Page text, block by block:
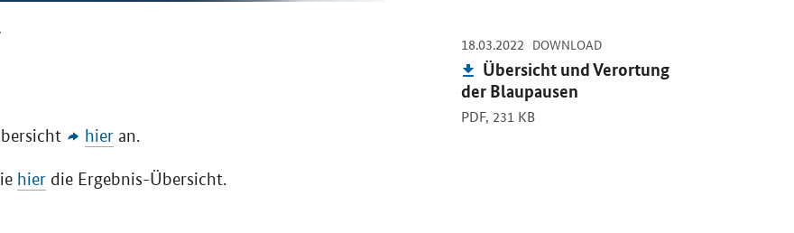
hier
hier die Ergebnis-Übersicht.
Publikation:
Übersicht und Verortung
der Blaupausen
231 KB